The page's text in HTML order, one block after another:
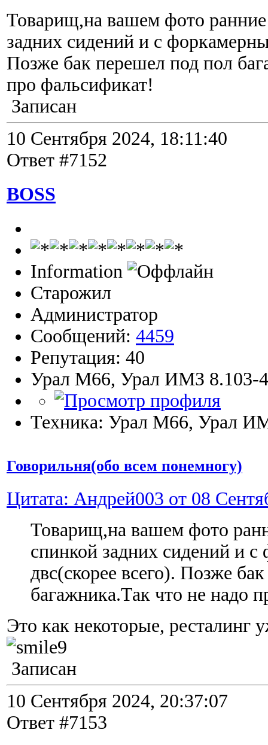
Товарищ,на вашем фото ранние
задних сидений и с
Позже бак перешел под пол
про фальсификат!
Записан
10 Сентября 2024, 18:11:40
Ответ #7152
BOSS
Information
Старожил
Администратор
Сообщений: 4459
Репутация: 40
Урал М66, Урал ИМЗ 8.103-
Техника: Урал М66, Урал
Говорильня(обо всем понемногу)
Цитата: Андрей003 от 08
Товарищ,на вашем фото
спинкой задних сидений и
двс(скорее всего). Позже
багажника.Так что не надо
Это как некоторые, ресталинг
Записан
10 Сентября 2024, 20:37:07
Ответ #7153